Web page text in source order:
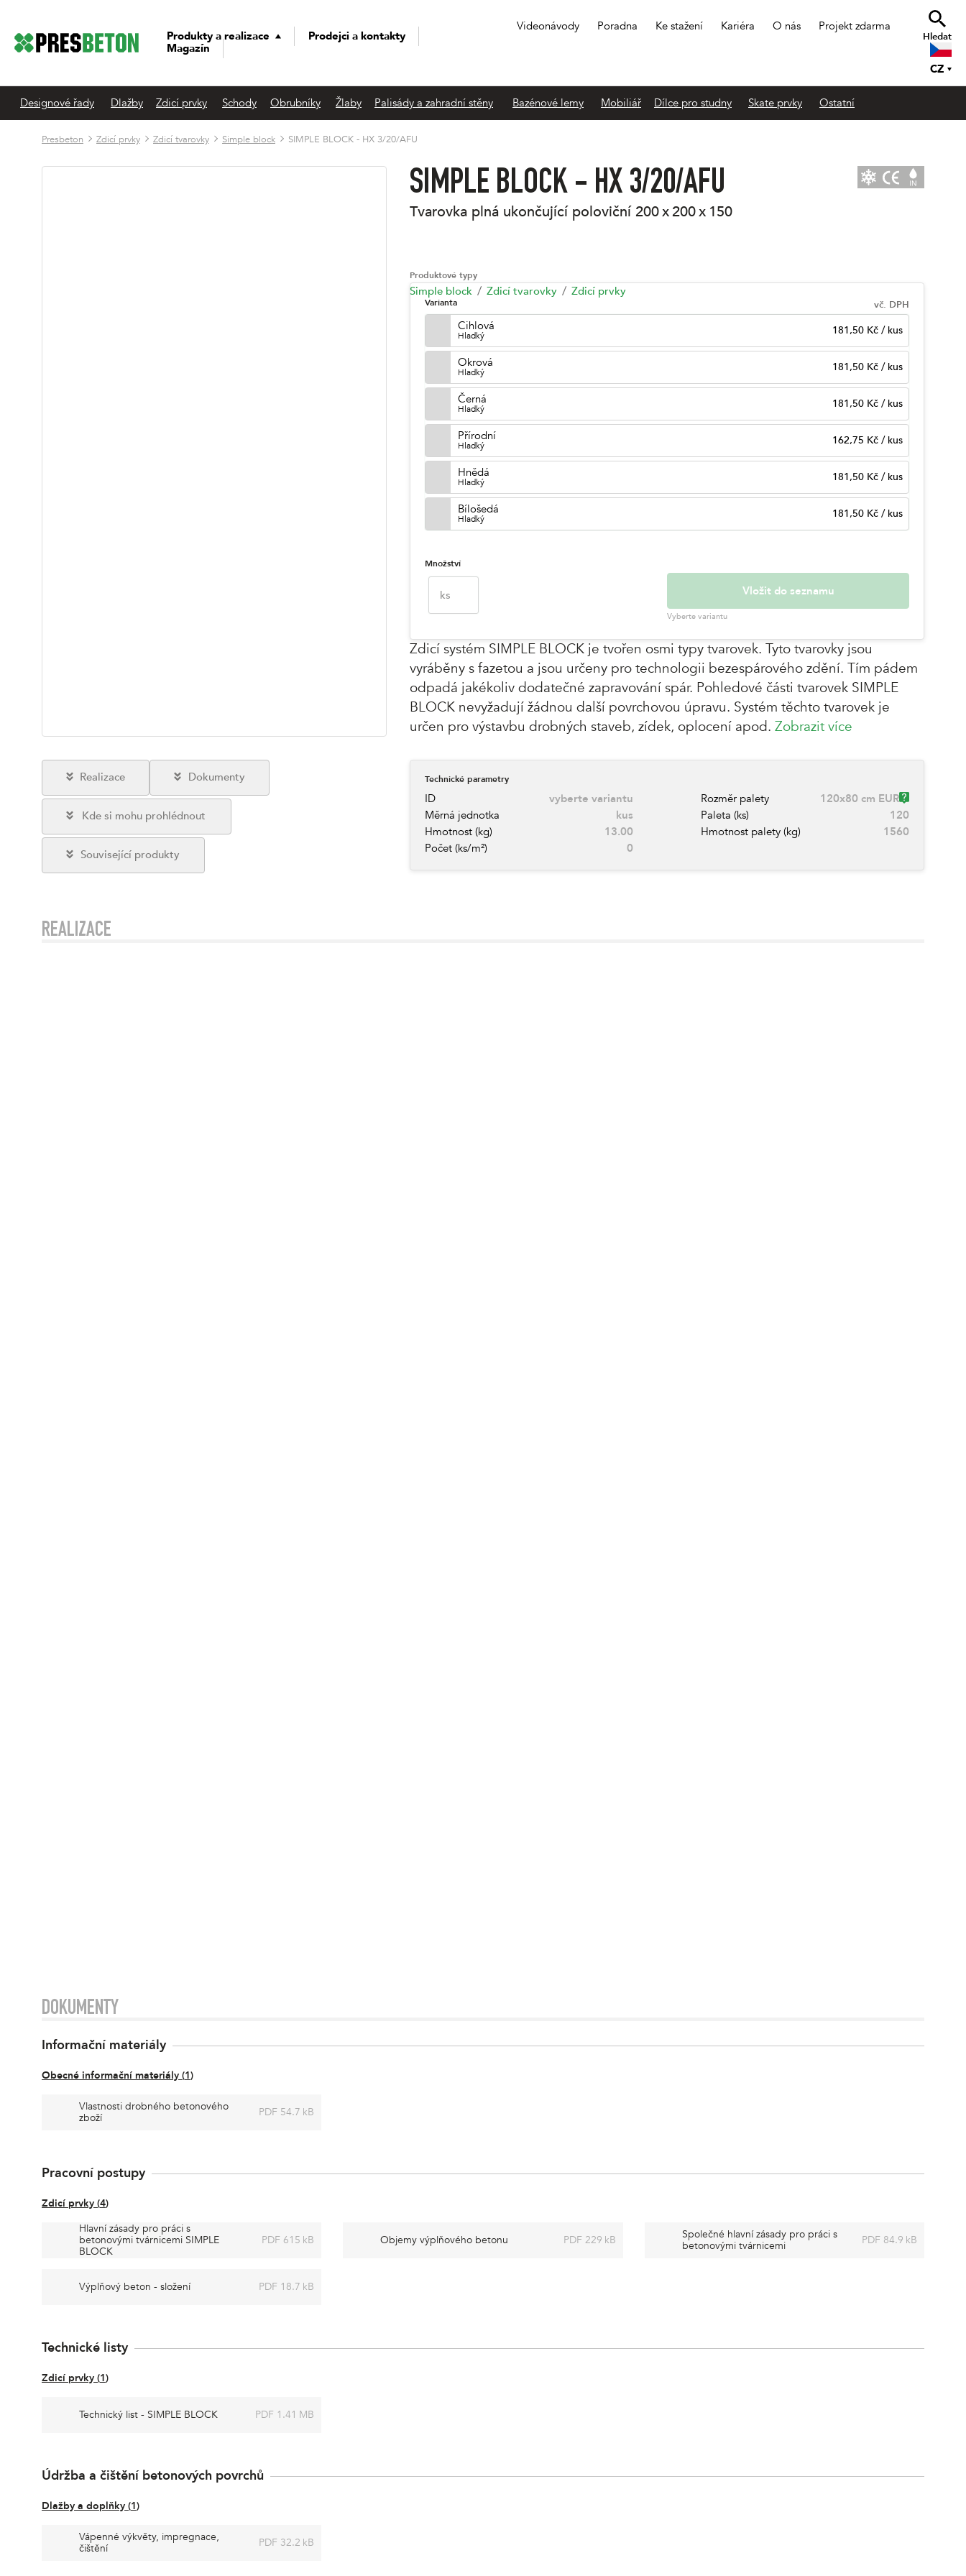
Produkty a realizace
Prodejci a kontakty
Magazín
Videonávody Poradna Ke stažení Kariéra O nás Projekt zdarma
Hledat
CZ
Designové řady Dlažby Zdicí prvky Schody Obrubníky Žlaby Palisády a zahradní stěny Bazénové lemy Mobiliář Dílce pro studny Skate prvky Ostatní
Presbeton Zdicí prvky Zdicí tvarovky Simple block SIMPLE BLOCK - HX 3/20/AFU
SIMPLE BLOCK - HX 3/20/AFU
tvarovka plná ukončující poloviční 200 x 200 x 150
Produktové typy
Simple block Zdicí tvarovky Zdicí prvky
Varianta vč. DPH
Cihlová
Hladký 181,50 Kč / kus
Okrová
Hladký 181,50 Kč / kus
Černá
Hladký 181,50 Kč / kus
Přírodní
Hladký 162,75 Kč / kus
Hnědá
Hladký 181,50 Kč / kus
Bílošedá
Hladký 181,50 Kč / kus
Množství
ks Vložit do seznamu
Vyberte variantu
Zdicí systém SIMPLE BLOCK je tvořen osmi typy tvarovek. Tyto tvarovky jsou
vyráběny s fazetou a jsou určeny pro technologii bezespárového zdění. Tím pádem
odpadá jakékoliv dodatečné zapravování spár. Pohledové části tvarovek SIMPLE
BLOCK nevyžadují žádnou další povrchovou úpravu. Systém těchto tvarovek je
určen pro výstavbu drobných staveb, zídek, oplocení apod. Zobrazit více
Realizace Dokumenty
Kde si mohu prohlédnout
Související produkty
Technické parametry
ID vyberte variantu Rozměr palety
120x80 cm EUR
Měrná jednotka
kus Paleta (ks)
120
Hmotnost (kg)
13.00 Hmotnost palety (kg)
1560
Počet (ks/m²)
0
REALIZACE
DOKUMENTY
Informační materiály
Obecné informační materiály (1)
Vlastnosti drobného betonového
zboží
PDF 54.7 kB
Pracovní postupy
Zdicí prvky (4)
Hlavní zásady pro práci s
betonovými tvárnicemi SIMPLE
BLOCK
PDF 615 kB Objemy výplňového betonu PDF 229 kB
Společné hlavní zásady pro práci s
betonovými tvárnicemi
PDF 84.9 kB
Výplňový beton - složení PDF 18.7 kB
Technické listy
Zdicí prvky (1)
Technický list - SIMPLE BLOCK PDF 1.41 MB
Údržba a čištění betonových povrchů
Dlažby a doplňky (1)
Vápenné výkvěty, impregnace,
čištění
PDF 32.2 kB